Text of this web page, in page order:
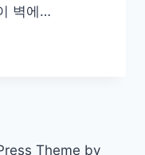
벽에…
Theme by